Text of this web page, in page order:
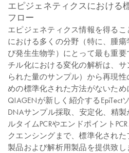
エピジェネティクスにおける
フロー
エピジェネティクス情報を得る
における多くの分野（特に、腫
び発生生物学）にとって最も重要
チル化における変化の解析は、
られた量のサンプル）から再現
めの標準化された方法がないため
QIAGENが新しく紹介するEpiTect
DNAサンプル採取、安定化、精製
ルタイムPCRやエンドポイント
クエンシングまで、標準化され
製品および解析用製品を提供致し